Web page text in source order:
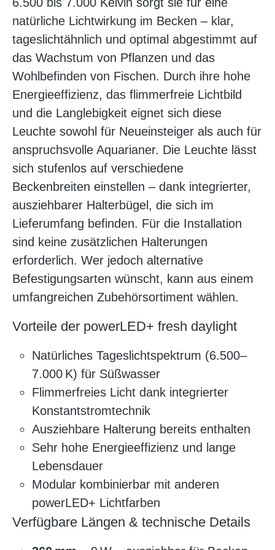
6.500 bis 7.000 Kelvin sorgt sie für eine
natürliche Lichtwirkung im Becken – klar,
tageslichtähnlich und optimal abgestimmt auf
das Wachstum von Pflanzen und das
Wohlbefinden von Fischen. Durch ihre hohe
Energieeffizienz, das flimmerfreie Lichtbild
und die Langlebigkeit eignet sich diese
Leuchte sowohl für Neueinsteiger als auch für
anspruchsvolle Aquarianer. Die Leuchte lässt
sich stufenlos auf verschiedene
Beckenbreiten einstellen – dank integrierter,
ausziehbarer Halterbügel, die sich im
Lieferumfang befinden. Für die Installation
sind keine zusätzlichen Halterungen
erforderlich. Wer jedoch alternative
Befestigungsarten wünscht, kann aus einem
umfangreichen Zubehörsortiment wählen.
Vorteile der powerLED+ fresh daylight
Natürliches Tageslichtspektrum (6.500–
7.000 K) für Süßwasser
Flimmerfreies Licht dank integrierter
Konstantstromtechnik
Ausziehbare Halterung bereits enthalten
Sehr hohe Energieeffizienz und lange
Lebensdauer
Modular kombinierbar mit anderen
powerLED+ Lichtfarben
Verfügbare Längen & technische Details